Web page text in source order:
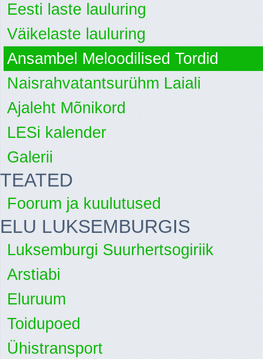
Eesti laste lauluring
Väikelaste lauluring
Ansambel Meloodilised Tordid
Naisrahvatantsurühm Laiali
Ajaleht Mõnikord
LESi kalender
Galerii
TEATED
Foorum ja kuulutused
ELU LUKSEMBURGIS
Luksemburgi Suurhertsogiriik
Arstiabi
Eluruum
Toidupoed
Ühistransport